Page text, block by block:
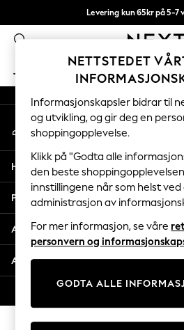
Levering kun 65kr på 5-7
Vi betaler alle
JENTER GUTTER BABY
GIRLS
New In
50 - 92cm
98 - 110cm
116 - 134cm
140 - 174cm
Trending: Top & Short
Trending: Clogs
Toy Story
THE SET
Coats & Jackets
Sweatshirts & Hoodies
Knitwear
An error occurred on client
Våre sosiale
Min konto
Logg inn på kontoen din
Hjelp
Personvern & Juridisk
Avdelinger
Andre tjenester
NETTSTEDET
Informasjonskapsler bidrar til
og utvikling, og gir deg en
shoppingopplevelse.
Klikk på "Godta alle
den beste
innstillingene når som helst ved
administrasjon av
For mer informasjon, se våre
personvern og
GODTA ALLE